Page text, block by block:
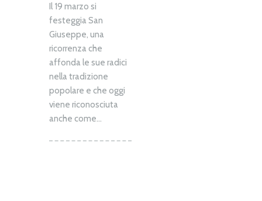
Il 19 marzo si
festeggia San
Giuseppe, una
ricorrenza che
affonda le sue radici
nella tradizione
popolare e che oggi
viene riconosciuta
anche come...